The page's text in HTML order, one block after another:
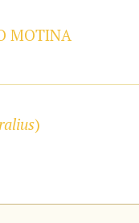
MOTINA
)